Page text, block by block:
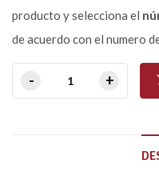
producto y selecciona el
de acuerdo con el numero